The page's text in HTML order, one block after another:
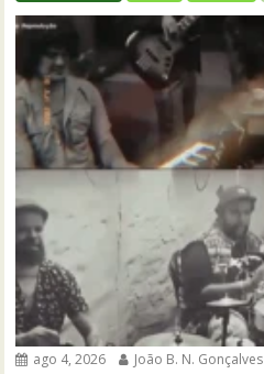
ago 4, 2026 João B. N. Gonçalves